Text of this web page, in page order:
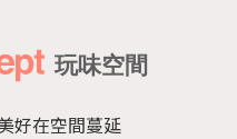
好在空間蔓延